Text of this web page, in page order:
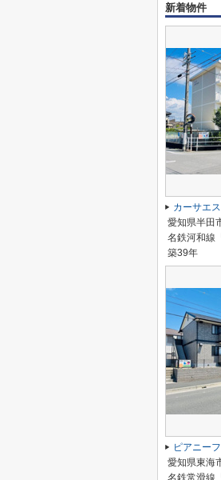
新着物件
カーサエ
愛知県半田
名鉄河和線
築39年
ピアニー
愛知県東海
名鉄常滑線